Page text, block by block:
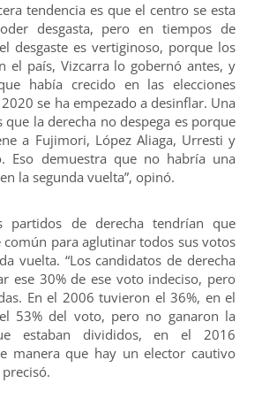
tendencia es que el centro se esta
desgasta, pero en tiempos de
desgaste es vertiginoso, porque los
el país, Vizcarra lo gobernó antes, y
había crecido en las elecciones
se ha empezado a desinflar. Una
que la derecha no despega es porque
a Fujimori, López Aliaga, Urresti y
Eso demuestra que no habría una
la segunda vuelta”, opinó.
partidos de derecha tendrían que
para aglutinar todos sus votos
vuelta. “Los candidatos de derecha
ese 30% de ese voto indeciso, pero
En el 2006 tuvieron el 36%, en el
53% del voto, pero no ganaron la
estaban divididos, en el 2016
manera que hay un elector cautivo